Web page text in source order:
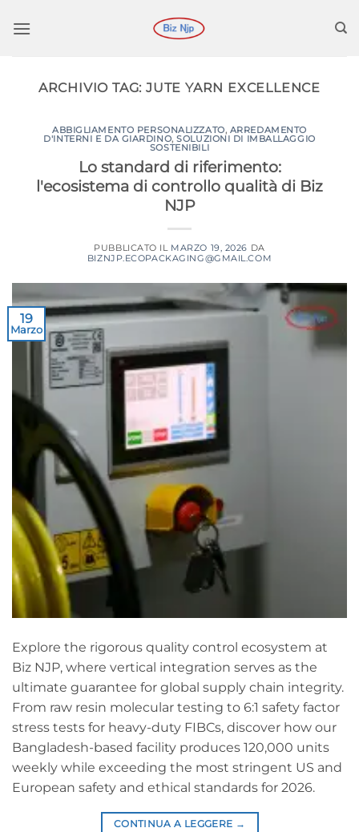
ARCHIVIO TAG:JUTE YARN EXCELLENCE
ABBIGLIAMENTO PERSONALIZZATO, ARREDAMENTO
D'INTERNI E DA GIARDINO,SOLUZIONI DI IMBALLAGGIO
SOSTENIBILI
Lo standard di riferimento:
l'ecosistema di controllo qualità di Biz
NJP
PUBBLICATO IL MARZO 19, 2026 DA
BIZNJP.ECOPACKAGING@GMAIL.COM
19
Marzo
Explore the rigorous quality control ecosystem at
Biz NJP, where vertical integration serves as the
ultimate guarantee for global supply chain integrity.
From raw resin molecular testing to 6:1 safety factor
stress tests for heavy-duty FIBCs, discover how our
Bangladesh-based facility produces 120,000 units
weekly while exceeding the most stringent US and
European safety and ethical standards for 2026.
CONTINUA A LEGGERE →